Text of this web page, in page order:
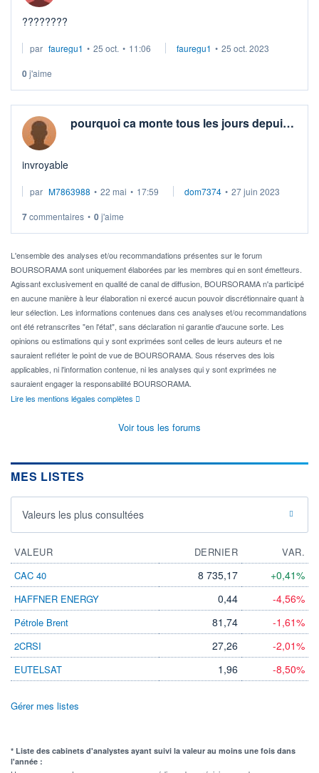
????????
par fauregu1 • 25 oct. • 11:06 fauregu1 • 25 oct. 2023
0j'aime
pourquoi ca monte tous les jours depui…
invroyable
par M7863988 • 22 mai • 17:59 dom7374 • 27 juin 2023
7commentaires • 0j'aime
L'ensemble des analyses et/ou recommandations présentes sur le forum
BOURSORAMA sont uniquement élaborées par les membres qui en sont émetteurs.
Agissant exclusivement en qualité de canal de diffusion, BOURSORAMA n'a participé
en aucune manière à leur élaboration ni exercé aucun pouvoir discrétionnaire quant à
leur sélection. Les informations contenues dans ces analyses et/ou recommandations
ont été retranscrites "en l'état", sans déclaration ni garantie d'aucune sorte. Les
opinions ou estimations qui y sont exprimées sont celles de leurs auteurs et ne
sauraient refléter le point de vue de BOURSORAMA. Sous réserves des lois
applicables, ni l'information contenue, ni les analyses qui y sont exprimées ne
sauraient engager la responsabilité BOURSORAMA.
Lire les mentions légales complètes
Voir tous les forums
MES LISTES
Valeurs les plus consultées
VALEUR DERNIER
VAR.
CAC 40
8 735,17 +0,41%
HAFFNER ENERGY 0,44 -4,56%
Pétrole Brent 81,74 -1,61%
2CRSI 27,26 -2,01%
EUTELSAT 1,96 -8,50%
Gérer mes listes
* Liste des cabinets d'analystes ayant suivi la valeur au moins une fois dans
l'année :